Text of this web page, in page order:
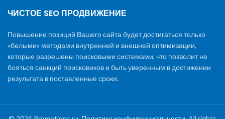
ЧИСТОЕ SEO ПРОДВИЖЕНИЕ
Повышение позиций Вашего сайта будет достигаться только
«белыми» методами внутренней и внешней оптимизации,
которые разрешены поисковыми системами, что позволит не
бояться санкций поисковиков и быть уверенным в достижении
результата в поставленные сроки.